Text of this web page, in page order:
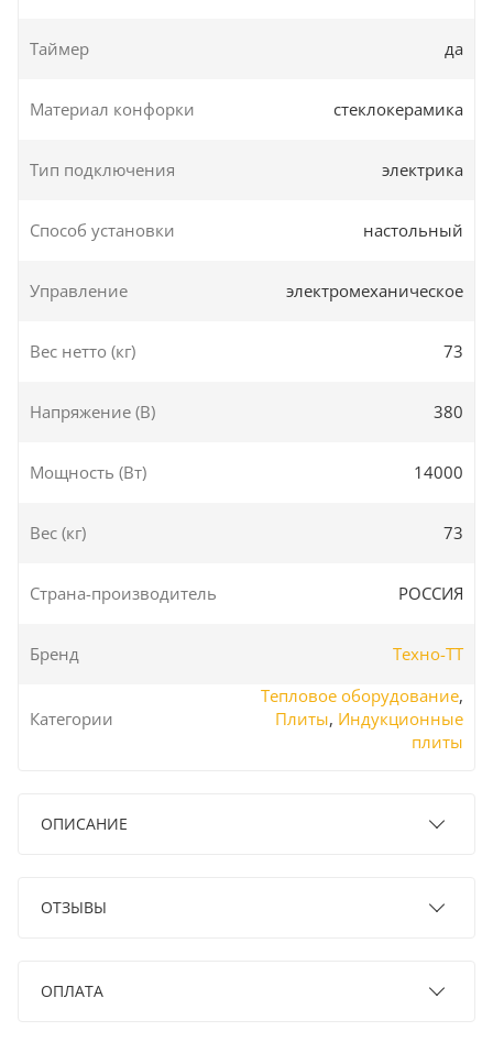
Таймер да
Материал конфорки стеклокерамика
Тип подключения электрика
Способ установки настольный
Управление электромеханическое
Вес нетто (кг) 73
Напряжение (В) 380
Мощность (Вт) 14000
Вес (кг) 73
Страна-производитель РОССИЯ
Бренд Техно-ТТ
Категории
Тепловое оборудование,
Плиты, Индукционные
плиты
ОПИСАНИЕ
ОТЗЫВЫ
ОПЛАТА